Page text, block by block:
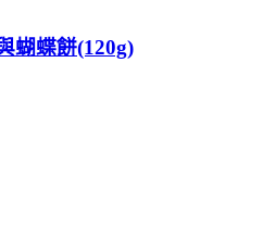
蝴蝶餅(120g)